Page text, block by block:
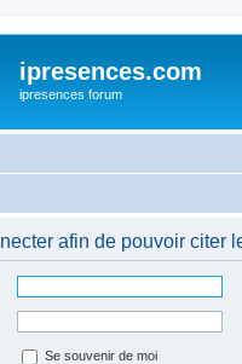
ipresences.com
ipresences forum
afin de pouvoir citer
Se souvenir de moi